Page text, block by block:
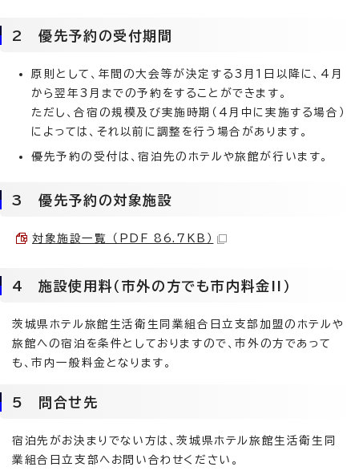
2 優先予約の受付期間
原則として、年間の大会等が決定する3月1日以降に、4月
から翌年3月までの予約をすることができます。
ただし、合宿の規模及び実施時期（4月中に実施する場合）
によっては、それ以前に調整を行う場合があります。
優先予約の受付は、宿泊先のホテルや旅館が行います。
3 優先予約の対象施設
対象施設一覧 （PDF 86.7KB）
4 施設使用料（市外の方でも市内料金!!）
茨城県ホテル旅館生活衛生同業組合日立支部加盟のホテルや
旅館への宿泊を条件としておりますので、市外の方であって
も、市内一般料金となります。
5 問合せ先
宿泊先がお決まりでない方は、茨城県ホテル旅館生活衛生同
業組合日立支部へお問い合わせください。